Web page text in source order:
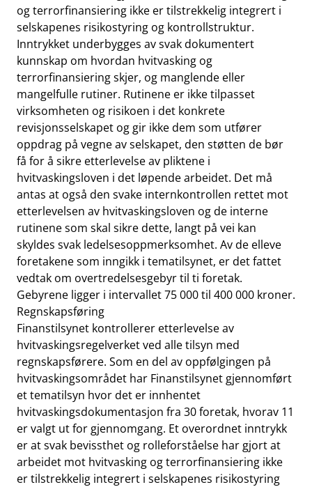
og terrorfinansiering ikke er tilstrekkelig integrert i
selskapenes risikostyring og kontrollstruktur.
Inntrykket underbygges av svak dokumentert
kunnskap om hvordan hvitvasking og
terrorfinansiering skjer, og manglende eller
mangelfulle rutiner. Rutinene er ikke tilpasset
virksomheten og risikoen i det konkrete
revisjonsselskapet og gir ikke dem som utfører
oppdrag på vegne av selskapet, den støtten de bør
få for å sikre etterlevelse av pliktene i
hvitvaskingsloven i det løpende arbeidet. Det må
antas at også den svake internkontrollen rettet mot
etterlevelsen av hvitvaskingsloven og de interne
rutinene som skal sikre dette, langt på vei kan
skyldes svak ledelsesoppmerksomhet. Av de elleve
foretakene som inngikk i tematilsynet, er det fattet
vedtak om overtredelsesgebyr til ti foretak.
Gebyrene ligger i intervallet 75 000 til 400 000 kroner.
Regnskapsføring
Finanstilsynet kontrollerer etterlevelse av
hvitvaskingsregelverket ved alle tilsyn med
regnskapsførere. Som en del av oppfølgingen på
hvitvaskingsområdet har Finanstilsynet gjennomført
et tematilsyn hvor det er innhentet
hvitvaskingsdokumentasjon fra 30 foretak, hvorav 11
er valgt ut for gjennomgang. Et overordnet inntrykk
er at svak bevissthet og rolleforståelse har gjort at
arbeidet mot hvitvasking og terrorfinansiering ikke
er tilstrekkelig integrert i selskapenes risikostyring